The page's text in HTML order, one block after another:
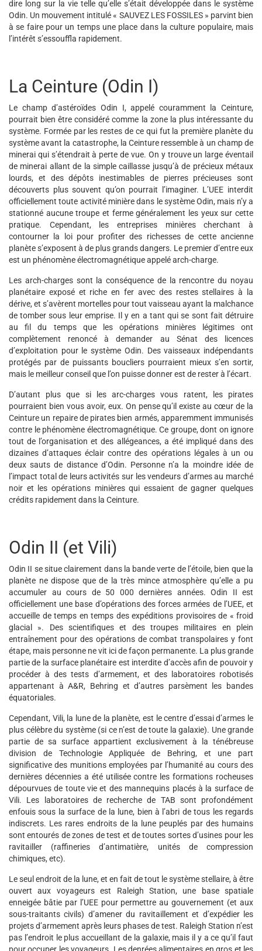
dire long sur la vie telle qu’elle s’était développée dans le système
Odin. Un mouvement intitulé « SAUVEZ LES FOSSILES » parvint bien
à se faire pour un temps une place dans la culture populaire, mais
l’intérêt s’essouffla rapidement.
La Ceinture (Odin I)
Le champ d’astéroïdes Odin I, appelé couramment la Ceinture,
pourrait bien être considéré comme la zone la plus intéressante du
système. Formée par les restes de ce qui fut la première planète du
système avant la catastrophe, la Ceinture ressemble à un champ de
minerai qui s’étendrait à perte de vue. On y trouve un large éventail
de minerai allant de la simple caillasse jusqu’à de précieux métaux
lourds, et des dépôts inestimables de pierres précieuses sont
découverts plus souvent qu’on pourrait l’imaginer. L’UEE interdit
officiellement toute activité minière dans le système Odin, mais n’y a
stationné aucune troupe et ferme généralement les yeux sur cette
pratique. Cependant, les entreprises minières cherchant à
contourner la loi pour profiter des richesses de cette ancienne
planète s’exposent à de plus grands dangers. Le premier d’entre eux
est un phénomène électromagnétique appelé arch-charge.
Les arch-charges sont la conséquence de la rencontre du noyau
planétaire exposé et riche en fer avec des restes stellaires à la
dérive, et s’avèrent mortelles pour tout vaisseau ayant la malchance
de tomber sous leur emprise. Il y en a tant qui se sont fait détruire
au fil du temps que les opérations minières légitimes ont
complètement renoncé à demander au Sénat des licences
d’exploitation pour le système Odin. Des vaisseaux indépendants
protégés par de puissants boucliers pourraient mieux s’en sortir,
mais le meilleur conseil que l’on puisse donner est de rester à l’écart.
D’autant plus que si les arc-charges vous ratent, les pirates
pourraient bien vous avoir, eux. On pense qu’il existe au cœur de la
Ceinture un repaire de pirates bien armés, apparemment immunisés
contre le phénomène électromagnétique. Ce groupe, dont on ignore
tout de l’organisation et des allégeances, a été impliqué dans des
dizaines d’attaques éclair contre des opérations légales à un ou
deux sauts de distance d’Odin. Personne n’a la moindre idée de
l’impact total de leurs activités sur les vendeurs d’armes au marché
noir et les opérations minières qui essaient de gagner quelques
crédits rapidement dans la Ceinture.
Odin II (et Vili)
Odin II se situe clairement dans la bande verte de l’étoile, bien que la
planète ne dispose que de la très mince atmosphère qu’elle a pu
accumuler au cours de 50 000 dernières années. Odin II est
officiellement une base d’opérations des forces armées de l’UEE, et
accueille de temps en temps des expéditions provisoires de « froid
glacial ». Des scientifiques et des troupes militaires en plein
entraînement pour des opérations de combat transpolaires y font
étape, mais personne ne vit ici de façon permanente. La plus grande
partie de la surface planétaire est interdite d’accès afin de pouvoir y
procéder à des tests d’armement, et des laboratoires robotisés
appartenant à A&R, Behring et d’autres parsèment les bandes
équatoriales.
Cependant, Vili, la lune de la planète, est le centre d’essai d’armes le
plus célèbre du système (si ce n’est de toute la galaxie). Une grande
partie de sa surface appartient exclusivement à la ténébreuse
division de Technologie Appliquée de Behring, et une part
significative des munitions employées par l’humanité au cours des
dernières décennies a été utilisée contre les formations rocheuses
dépourvues de toute vie et des mannequins placés à la surface de
Vili. Les laboratoires de recherche de TAB sont profondément
enfouis sous la surface de la lune, bien à l’abri de tous les regards
indiscrets. Les rares endroits de la lune peuplés par des humains
sont entourés de zones de test et de toutes sortes d’usines pour les
ravitailler (raffineries d’antimatière, unités de compression
chimiques, etc).
Le seul endroit de la lune, et en fait de tout le système stellaire, à être
ouvert aux voyageurs est Raleigh Station, une base spatiale
enneigée bâtie par l’UEE pour permettre au gouvernement (et aux
sous-traitants civils) d’amener du ravitaillement et d’expédier les
projets d’armement après leurs phases de test. Raleigh Station n’est
pas l’endroit le plus accueillant de la galaxie, mais il y a ce qu’il faut